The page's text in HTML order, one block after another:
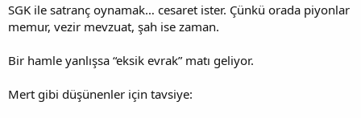
SGK ile satranç oynamak… cesaret ister. Çünkü orada piyonlar
memur, vezir mevzuat, şah ise zaman.
Bir hamle yanlışsa “eksik evrak” matı geliyor.
Mert gibi düşünenler için tavsiye: